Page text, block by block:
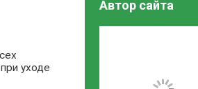
уходе
Автор сайта